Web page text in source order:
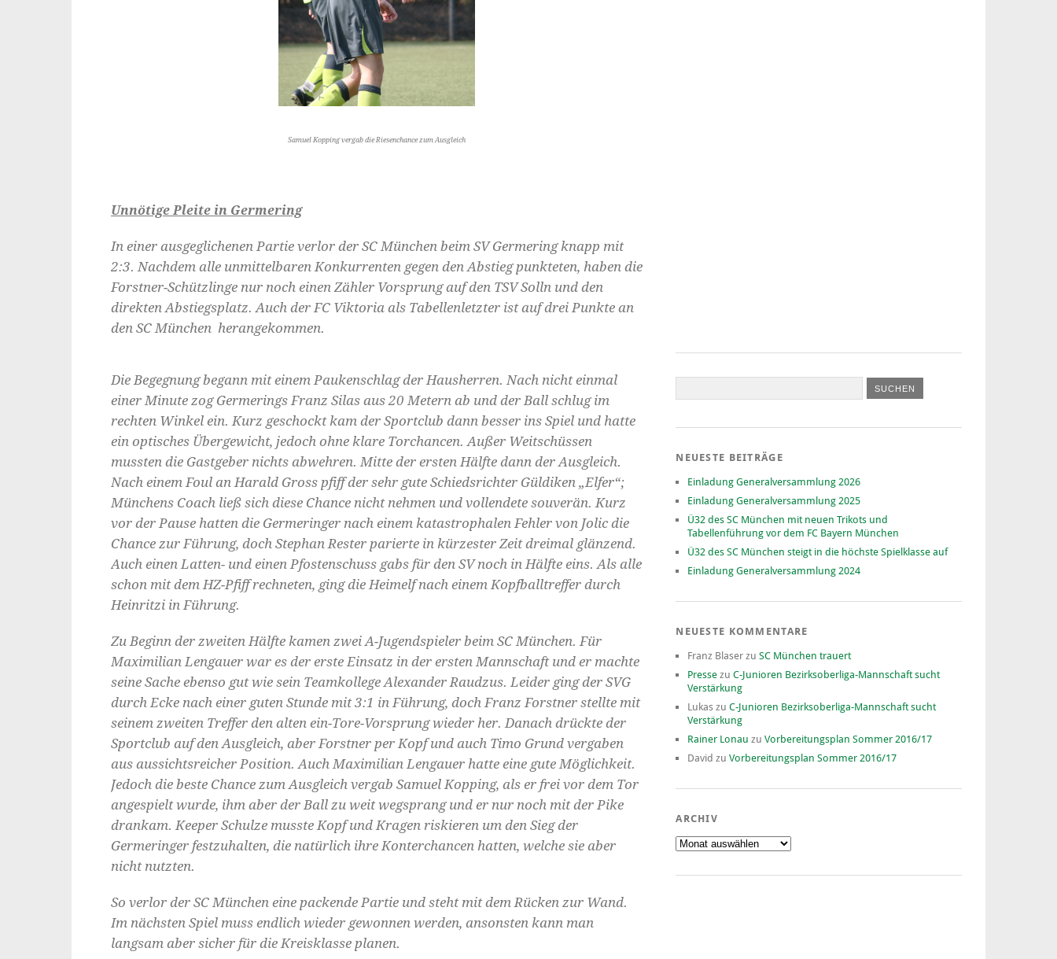
Samuel Kopping vergab die Riesenchance zum Ausgleich
Unnötige Pleite in Germering
In einer ausgeglichenen Partie verlor der SC München beim SV Germering knapp mit
2:3. Nachdem alle unmittelbaren Konkurrenten gegen den Abstieg punkteten, haben die
Forstner-Schützlinge nur noch einen Zähler Vorsprung auf den TSV Solln und den
direkten Abstiegsplatz. Auch der FC Viktoria als Tabellenletzter ist auf drei Punkte an
den SC München herangekommen.
Die Begegnung begann mit einem Paukenschlag der Hausherren. Nach nicht einmal
einer Minute zog Germerings Franz Silas aus 20 Metern ab und der Ball schlug im
rechten Winkel ein. Kurz geschockt kam der Sportclub dann besser ins Spiel und hatte
ein optisches Übergewicht, jedoch ohne klare Torchancen. Außer Weitschüssen
mussten die Gastgeber nichts abwehren. Mitte der ersten Hälfte dann der Ausgleich.
Nach einem Foul an Harald Gross pfiff der sehr gute Schiedsrichter Güldiken „Elfer“;
Münchens Coach ließ sich diese Chance nicht nehmen und vollendete souverän. Kurz
vor der Pause hatten die Germeringer nach einem katastrophalen Fehler von Jolic die
Chance zur Führung, doch Stephan Rester parierte in kürzester Zeit dreimal glänzend.
Auch einen Latten- und einen Pfostenschuss gabs für den SV noch in Hälfte eins. Als alle
schon mit dem HZ-Pfiff rechneten, ging die Heimelf nach einem Kopfballtreffer durch
Heinritzi in Führung.
Zu Beginn der zweiten Hälfte kamen zwei A-Jugendspieler beim SC München. Für
Maximilian Lengauer war es der erste Einsatz in der ersten Mannschaft und er machte
seine Sache ebenso gut wie sein Teamkollege Alexander Raudzus. Leider ging der SVG
durch Ecke nach einer guten Stunde mit 3:1 in Führung, doch Franz Forstner stellte mit
seinem zweiten Treffer den alten ein-Tore-Vorsprung wieder her. Danach drückte der
Sportclub auf den Ausgleich, aber Forstner per Kopf und auch Timo Grund vergaben
aus aussichtsreicher Position. Auch Maximilian Lengauer hatte eine gute Möglichkeit.
Jedoch die beste Chance zum Ausgleich vergab Samuel Kopping, als er frei vor dem Tor
angespielt wurde, ihm aber der Ball zu weit wegsprang und er nur noch mit der Pike
drankam. Keeper Schulze musste Kopf und Kragen riskieren um den Sieg der
Germeringer festzuhalten, die natürlich ihre Konterchancen hatten, welche sie aber
nicht nutzten.
So verlor der SC München eine packende Partie und steht mit dem Rücken zur Wand.
Im nächsten Spiel muss endlich wieder gewonnen werden, ansonsten kann man
langsam aber sicher für die Kreisklasse planen.
NEUESTE BEITRÄGE
Einladung Generalversammlung 2026
Einladung Generalversammlung 2025
Ü32 des SC München mit neuen Trikots und
Tabellenführung vor dem FC Bayern München
Ü32 des SC München steigt in die höchste Spielklasse auf
Einladung Generalversammlung 2024
NEUESTE KOMMENTARE
Franz Blaser zuSC München trauert
Presse zuC-Junioren Bezirksoberliga-Mannschaft sucht
Verstärkung
Lukas zuC-Junioren Bezirksoberliga-Mannschaft sucht
Verstärkung
Rainer Lonau zuVorbereitungsplan Sommer 2016/17
David zuVorbereitungsplan Sommer 2016/17
ARCHIV
Archiv